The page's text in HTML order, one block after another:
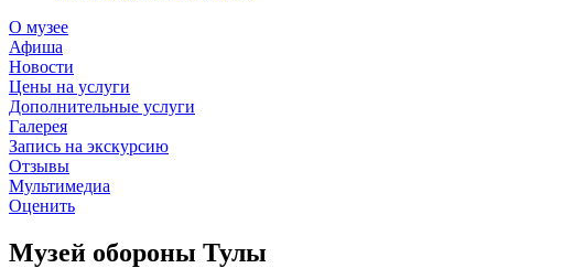
О музее
Афиша
Новости
Цены на услуги
Дополнительные услуги
Галерея
Запись на экскурсию
Отзывы
Мультимедиа
Оценить
Музей обороны Тулы